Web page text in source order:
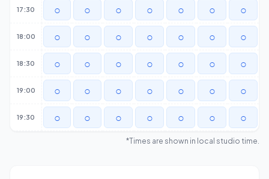
17:30 ○ ○ ○ ○ ○ ○ ○
18:00 ○ ○ ○ ○ ○ ○ ○
18:30 ○ ○ ○ ○ ○ ○ ○
19:00 ○ ○ ○ ○ ○ ○ ○
19:30 ○ ○ ○ ○ ○ ○ ○
*Times are shown in local studio time.